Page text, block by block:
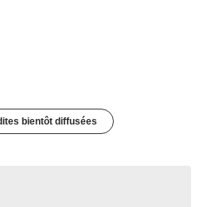
bientôt diffusées